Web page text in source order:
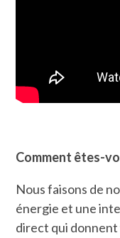
Comment êtes-
Nous faisons de
énergie et une
direct qui donnent